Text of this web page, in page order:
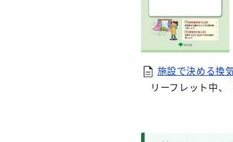
施設で決める換
リーフレット中、